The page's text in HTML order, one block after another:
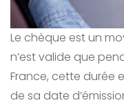
Le chèque est un
n’est valide que
France, cette durée
de sa date